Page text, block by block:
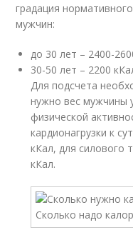
градация
мужчин:
до 30 лет – 2400-
30-50 лет – 2200
Для подсчета
нужно вес мужчины
физической
кардионагрузки к
кКал, для силового
кКал.